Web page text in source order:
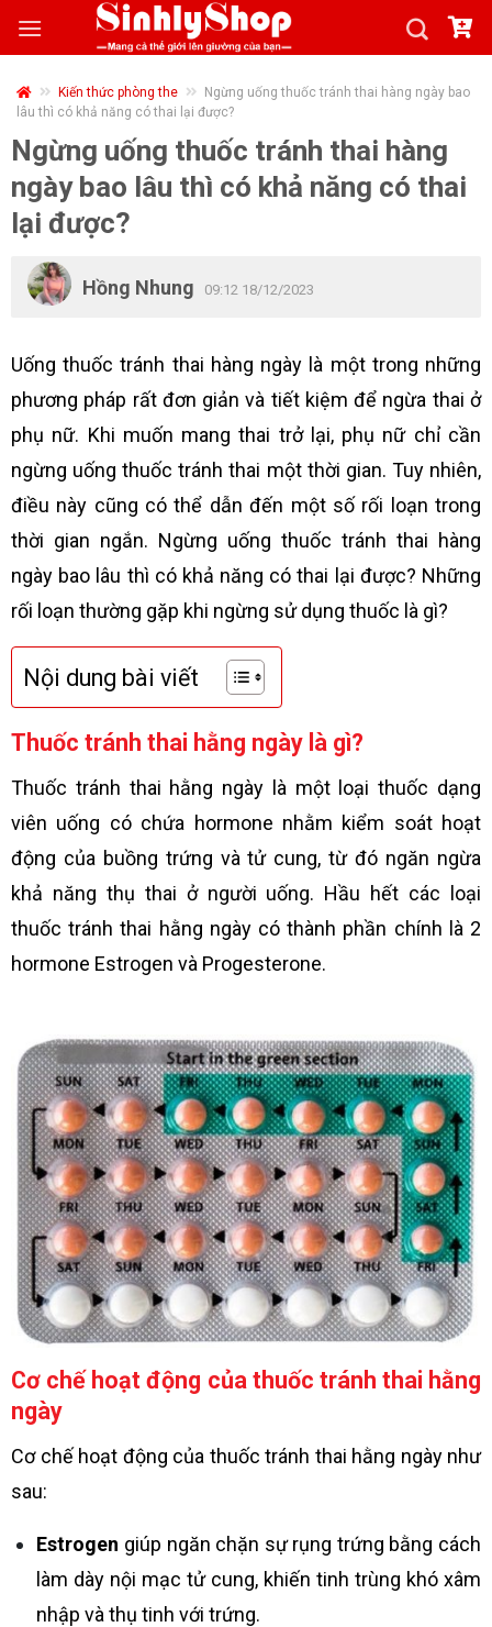
Kiến thức phòng the
Ngừng uống thuốc tránh thai hàng ngày bao
lâu thì có khả năng có thai lại được?
Ngừng uống thuốc tránh thai hàng
ngày bao lâu thì có khả năng có thai
lại được?
Hồng Nhung 09:12 18/12/2023
Uống thuốc tránh thai hàng ngày là một trong những
phương pháp rất đơn giản và tiết kiệm để ngừa thai ở
phụ nữ. Khi muốn mang thai trở lại, phụ nữ chỉ cần
ngừng uống thuốc tránh thai một thời gian. Tuy nhiên,
điều này cũng có thể dẫn đến một số rối loạn trong
thời gian ngắn. Ngừng uống thuốc tránh thai hàng
ngày bao lâu thì có khả năng có thai lại được? Những
rối loạn thường gặp khi ngừng sử dụng thuốc là gì?
Nội dung bài viết
Thuốc tránh thai hằng ngày là gì?
Thuốc tránh thai hằng ngày là một loại thuốc dạng
viên uống có chứa hormone nhằm kiểm soát hoạt
động của buồng trứng và tử cung, từ đó ngăn ngừa
khả năng thụ thai ở người uống. Hầu hết các loại
thuốc tránh thai hằng ngày có thành phần chính là 2
hormone Estrogen và Progesterone.
Cơ chế hoạt động của thuốc tránh thai hằng
ngày
Cơ chế hoạt động của thuốc tránh thai hằng ngày như
sau:
Estrogen giúp ngăn chặn sự rụng trứng bằng cách
làm dày nội mạc tử cung, khiến tinh trùng khó xâm
nhập và thụ tinh với trứng.